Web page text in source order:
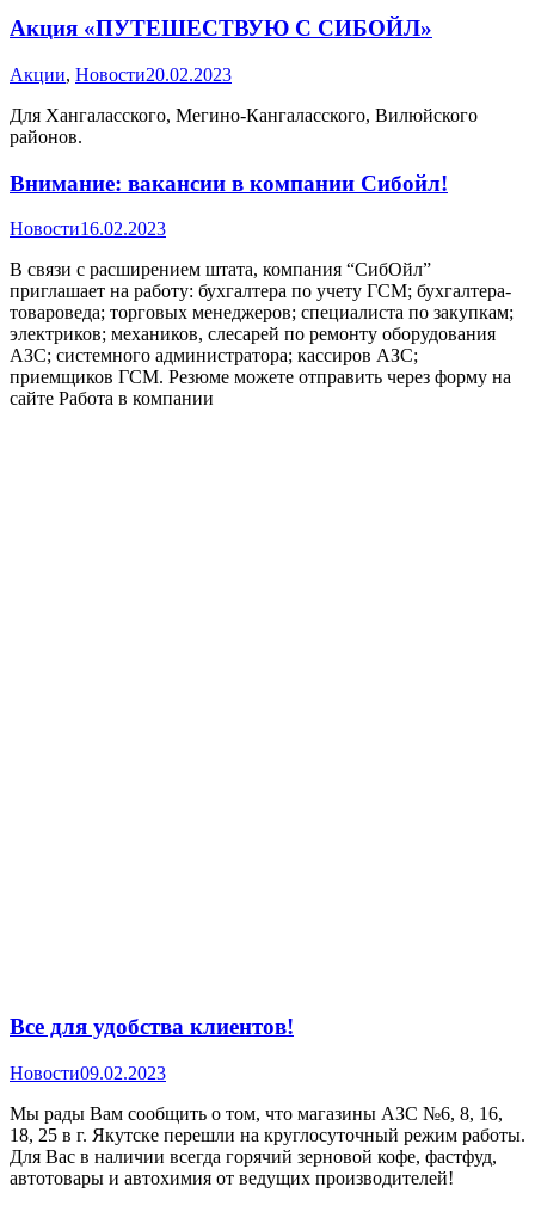
Акция «ПУТЕШЕСТВУЮ С СИБОЙЛ»
Акции, Новости20.02.2023
Для Хангаласского, Мегино-Кангаласского, Вилюйского
районов.
Внимание: вакансии в компании Сибойл!
Новости16.02.2023
В связи с расширением штата, компания “СибОйл”
приглашает на работу: бухгалтера по учету ГСМ; бухгалтера-
товароведа; торговых менеджеров; специалиста по закупкам;
электриков; механиков, слесарей по ремонту оборудования
АЗС; системного администратора; кассиров АЗС;
приемщиков ГСМ. Резюме можете отправить через форму на
сайте Работа в компании
Все для удобства клиентов!
Новости09.02.2023
Мы рады Вам сообщить о том, что магазины АЗС №6, 8, 16,
18, 25 в г. Якутске перешли на круглосуточный режим работы.
Для Вас в наличии всегда горячий зерновой кофе, фастфуд,
автотовары и автохимия от ведущих производителей!